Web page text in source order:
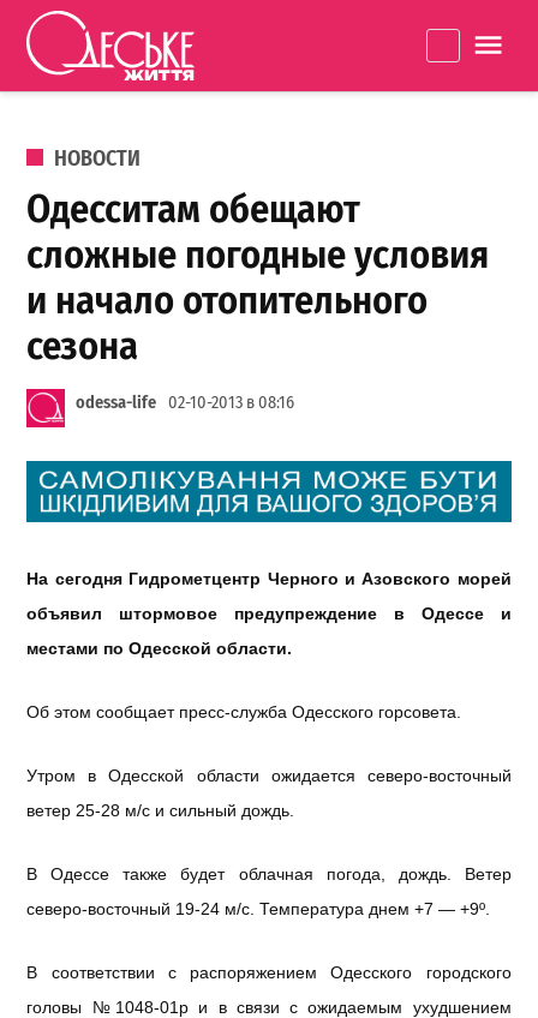
Перейти к содержанию
життя
ОПУБЛИКОВАНО В
НОВОСТИ
Одесситам обещают
сложные погодные условия
и начало отопительного
сезона
odessa-life 02-10-2013 в 08:16
На сегодня Гидрометцентр Черного и Азовского морей
объявил штормовое предупреждение в Одессе и
местами по Одесской области.
Об этом сообщает пресс-служба Одесского горсовета.
Утром в Одесской области ожидается северо-восточный
ветер 25-28 м/с и сильный дождь.
В Одессе также будет облачная погода, дождь. Ветер
северо-восточный 19-24 м/с. Температура днем +7 — +9º.
В соответствии с распоряжением Одесского городского
головы №1048-01р и в связи с ожидаемым ухудшением